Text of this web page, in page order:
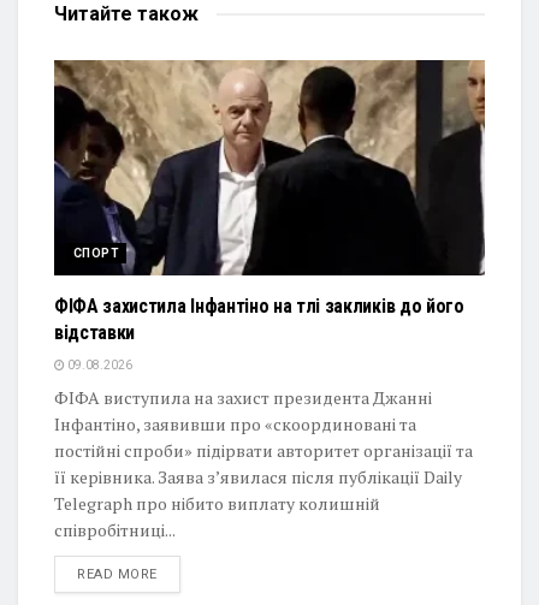
Читайте також
СПОРТ
ФІФА захистила Інфантіно на тлі закликів до його
відставки
09.08.2026
ФІФА виступила на захист президента Джанні
Інфантіно, заявивши про «скоординовані та
постійні спроби» підірвати авторитет організації та
її керівника. Заява з’явилася після публікації Daily
Telegraph про нібито виплату колишній
співробітниці...
READ MOREDETAILS